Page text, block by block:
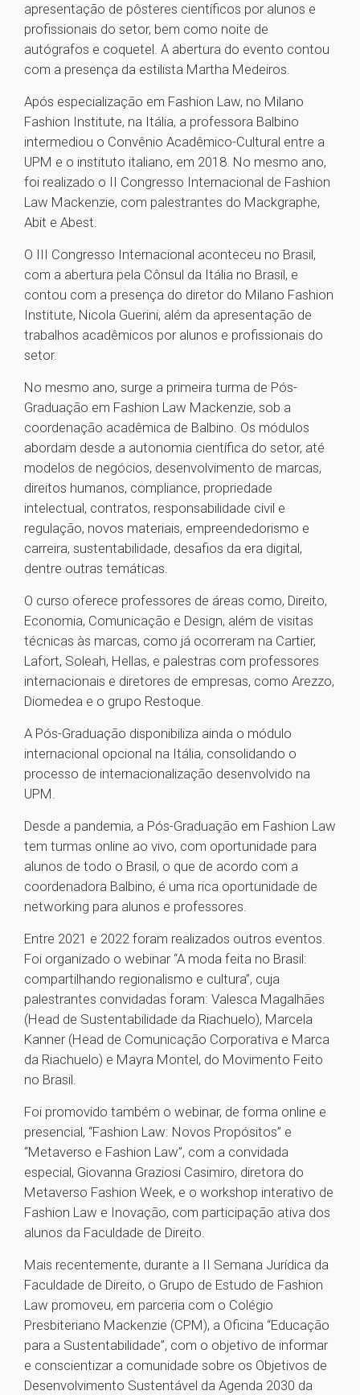
apresentação de pôsteres científicos por alunos e
profissionais do setor, bem como noite de
autógrafos e coquetel. A abertura do evento contou
com a presença da estilista Martha Medeiros.
Após especialização em Fashion Law, no Milano
Fashion Institute, na Itália, a professora Balbino
intermediou o Convênio Acadêmico-Cultural entre a
UPM e o instituto italiano, em 2018. No mesmo ano,
foi realizado o II Congresso Internacional de Fashion
Law Mackenzie, com palestrantes do Mackgraphe,
Abit e Abest.
O III Congresso Internacional aconteceu no Brasil,
com a abertura pela Cônsul da Itália no Brasil, e
contou com a presença do diretor do Milano Fashion
Institute, Nicola Guerini, além da apresentação de
trabalhos acadêmicos por alunos e profissionais do
setor.
No mesmo ano, surge a primeira turma de Pós-
Graduação em Fashion Law Mackenzie, sob a
coordenação acadêmica de Balbino. Os módulos
abordam desde a autonomia científica do setor, até
modelos de negócios, desenvolvimento de marcas,
direitos humanos, compliance, propriedade
intelectual, contratos, responsabilidade civil e
regulação, novos materiais, empreendedorismo e
carreira, sustentabilidade, desafios da era digital,
dentre outras temáticas.
O curso oferece professores de áreas como, Direito,
Economia, Comunicação e Design, além de visitas
técnicas às marcas, como já ocorreram na Cartier,
Lafort, Soleah, Hellas, e palestras com professores
internacionais e diretores de empresas, como Arezzo,
Diomedea e o grupo Restoque.
A Pós-Graduação disponibiliza ainda o módulo
internacional opcional na Itália, consolidando o
processo de internacionalização desenvolvido na
UPM.
Desde a pandemia, a Pós-Graduação em Fashion Law
tem turmas online ao vivo, com oportunidade para
alunos de todo o Brasil, o que de acordo com a
coordenadora Balbino, é uma rica oportunidade de
networking para alunos e professores.
Entre 2021 e 2022 foram realizados outros eventos.
Foi organizado o webinar “A moda feita no Brasil:
compartilhando regionalismo e cultura”, cuja
palestrantes convidadas foram: Valesca Magalhães
(Head de Sustentabilidade da Riachuelo), Marcela
Kanner (Head de Comunicação Corporativa e Marca
da Riachuelo) e Mayra Montel, do Movimento Feito
no Brasil.
Foi promovido também o webinar, de forma online e
presencial, “Fashion Law: Novos Propósitos” e
“Metaverso e Fashion Law”, com a convidada
especial, Giovanna Graziosi Casimiro, diretora do
Metaverso Fashion Week, e o workshop interativo de
Fashion Law e Inovação, com participação ativa dos
alunos da Faculdade de Direito.
Mais recentemente, durante a II Semana Jurídica da
Faculdade de Direito, o Grupo de Estudo de Fashion
Law promoveu, em parceria com o Colégio
Presbiteriano Mackenzie (CPM), a Oficina “Educação
para a Sustentabilidade”, com o objetivo de informar
e conscientizar a comunidade sobre os Objetivos de
Desenvolvimento Sustentável da Agenda 2030 da